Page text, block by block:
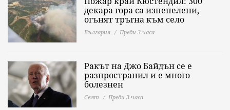
декара гора са изпепелени,
огънят тръгна към село
България Преди 3 часа
Ракът на Джо Байдън се е
разпространил и е много
болезнен
Свят Преди 3 часа